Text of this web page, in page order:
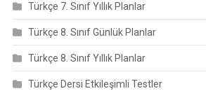
Türkçe 7. Sınıf Yıllık Planlar
Türkçe 8. Sınıf Günlük Planlar
Türkçe 8. Sınıf Yıllık Planlar
Türkçe Dersi Etkileşimli Testler